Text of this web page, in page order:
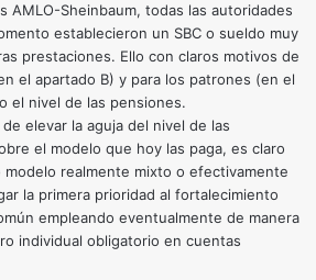
AMLO-Sheinbaum, todas las autoridades
establecieron un SBC o sueldo muy
prestaciones. Ello con claros motivos de
el apartado B) y para los patrones (en el
el nivel de las pensiones.
elevar la aguja del nivel de las
el modelo que hoy las paga, es claro
realmente mixto o efectivamente
la primera prioridad al fortalecimiento
empleando eventualmente de manera
individual obligatorio en cuentas